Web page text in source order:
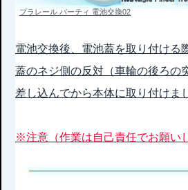
プラレール バーティ 電池交換02
電池交換後、電池蓋を取り付ける
蓋のネジ側の反対（車輪の後ろの
差し込んでから本体に取り付けま
※注意（作業は自己責任でお願い